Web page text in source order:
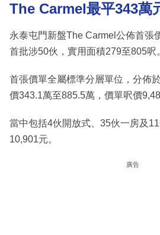
The Carmel最平343萬
永泰屯門新盤The Carmel公佈首張
首批涉50伙，實用面積279至805呎
首張價單全屬標準分層單位，分佈
價343.1萬至885.5萬，價單呎價
當中包括4伙開放式、35伙一房及
10,901元。
廣告